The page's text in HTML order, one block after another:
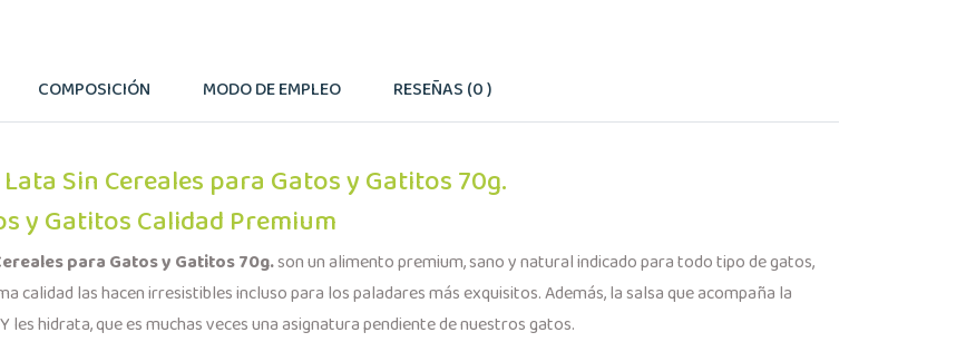
COMPOSICIÓN MODO DE EMPLEO RESEÑAS (0 )
Sin Cereales para Gatos y Gatitos 70g.
y Gatitos Calidad Premium
para Gatos y Gatitos 70g.son un alimento premium, sano y natural indicado para todo tipo de gatos,
calidad las hacen irresistibles incluso para los paladares más exquisitos. Además, la salsa que acompaña la
hidrata, que es muchas veces una asignatura pendiente de nuestros gatos.